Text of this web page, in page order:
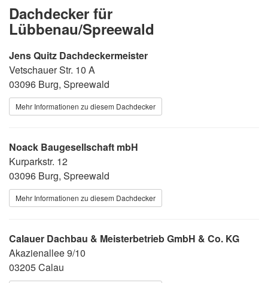
Dachdecker für
Lübbenau/Spreewald
Jens Quitz Dachdeckermeister
Vetschauer Str. 10 A
03096 Burg, Spreewald
Mehr Informationen zu diesem Dachdecker
Noack Baugesellschaft mbH
Kurparkstr. 12
03096 Burg, Spreewald
Mehr Informationen zu diesem Dachdecker
Calauer Dachbau & Meisterbetrieb GmbH & Co. KG
Akazienallee 9/10
03205 Calau